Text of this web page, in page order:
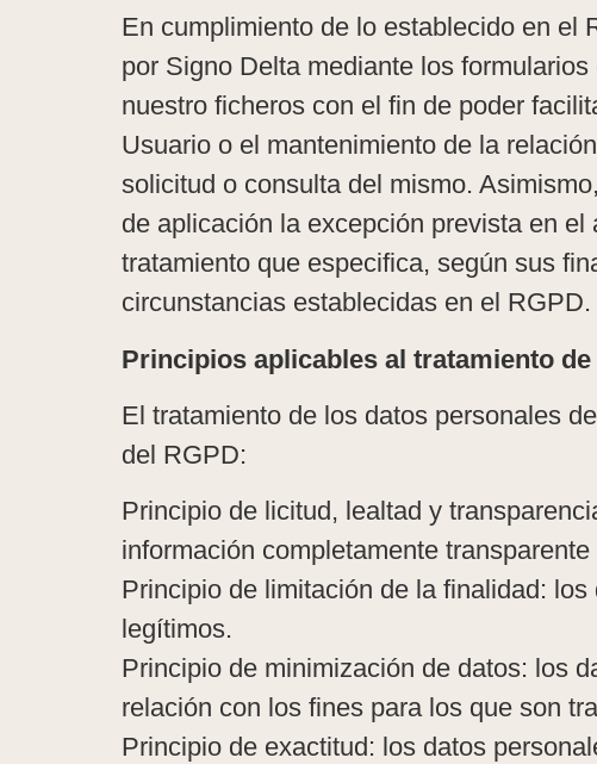
En cumplimiento de lo establecido en el
por Signo Delta mediante los
nuestro ficheros con el fin de poder
Usuario o el mantenimiento de la
solicitud o consulta del mismo.
de aplicación la excepción prevista en
tratamiento que especifica, según sus
circunstancias establecidas en el RGPD.
Principios aplicables al tratamiento
El tratamiento de los datos personales
del RGPD:
Principio de licitud, lealtad y
información completamente
Principio de limitación de la finalidad:
legítimos.
Principio de minimización de datos: los
relación con los fines para los que son
Principio de exactitud: los datos